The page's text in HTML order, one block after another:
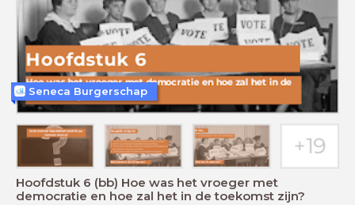
Hoofdstuk 6 (bb) Hoe was het vroeger met
democratie en hoe zal het in de toekomst zijn?
Seneca Burgerschap